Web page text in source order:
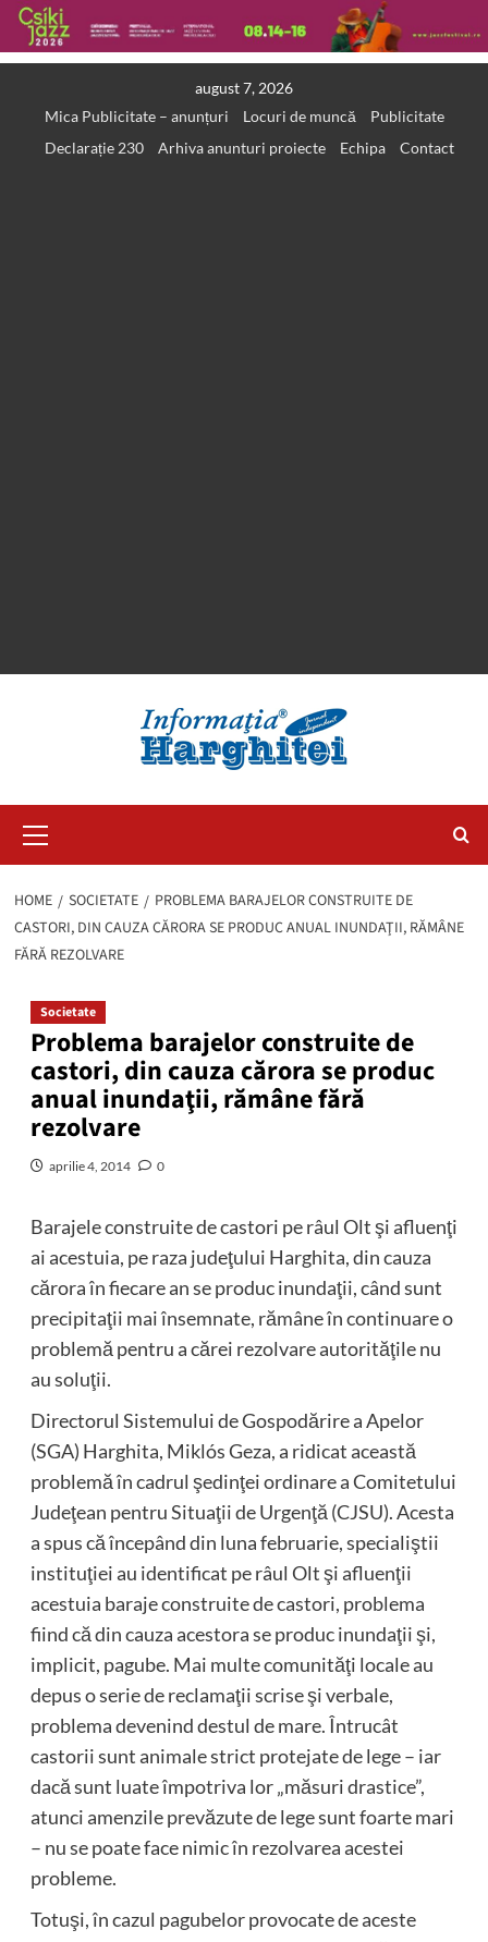
august 7, 2026
Mica Publicitate – anunțuri
Locuri de muncă
Publicitate
Declarație 230
Arhiva anunturi proiecte Echipa Contact
Menu
HOME SOCIETATE
PROBLEMA BARAJELOR CONSTRUITE DE
CASTORI, DIN CAUZA CĂRORA SE PRODUC ANUAL INUNDAŢII, RĂMÂNE
FĂRĂ REZOLVARE
Societate
Problema barajelor construite de
castori, din cauza cărora se produc
anual inundaţii, rămâne fără
rezolvare
aprilie 4, 2014 0
Barajele construite de castori pe râul Olt şi afluenţi
ai acestuia, pe raza judeţului Harghita, din cauza
cărora în fiecare an se produc inundaţii, când sunt
precipitaţii mai însemnate, rămâne în continuare o
problemă pentru a cărei rezolvare autorităţile nu
au soluţii.
Directorul Sistemului de Gospodărire a Apelor
(SGA) Harghita, Miklós Geza, a ridicat această
problemă în cadrul şedinţei ordinare a Comitetului
Judeţean pentru Situaţii de Urgenţă (CJSU). Acesta
a spus că începând din luna februarie, specialiştii
instituţiei au identificat pe râul Olt şi afluenţii
acestuia baraje construite de castori, problema
fiind că din cauza acestora se produc inundaţii şi,
implicit, pagube. Mai multe comunităţi locale au
depus o serie de reclamaţii scrise şi verbale,
problema devenind destul de mare. Întrucât
castorii sunt animale strict protejate de lege – iar
dacă sunt luate împotriva lor „măsuri drastice”,
atunci amenzile prevăzute de lege sunt foarte mari
– nu se poate face nimic în rezolvarea acestei
probleme.
Totuşi, în cazul pagubelor provocate de aceste